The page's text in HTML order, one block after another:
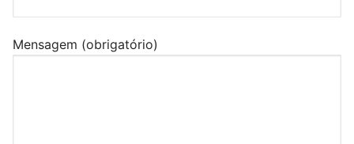
Mensagem (obrigatório)